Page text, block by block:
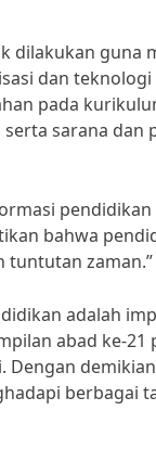
dilakukan guna
dan
pada
sarana dan
bahwa
tuntutan zaman.”
adalah
abad ke-21
berbagai